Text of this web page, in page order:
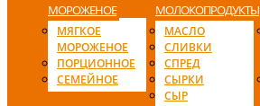
МОРОЖЕНОЕ
МЯГКОЕ
МОРОЖЕНОЕ
ПОРЦИОННОЕ
СЕМЕЙНОЕ
МОЛОКОПРОДУКТЫ
МАСЛО
СЛИВКИ
СПРЕД
СЫРКИ
СЫР